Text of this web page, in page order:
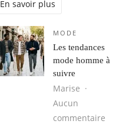
En savoir plus
MODE
Les tendances
mode homme à
suivre
Marise
Aucun
commentaire